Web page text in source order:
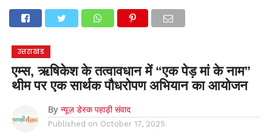
देहरादूननैनीताल
मनोरंजन
उत्तराखंड
एम्स, ऋषिकेश के तत्वावधान में “एक पेड़ मां के नाम”
थीम पर एक सार्थक पौधरोपण अभियान का आयोजन
By न्यूज़ डेस्क पहाड़ी संवाद
Published on October 17, 2025